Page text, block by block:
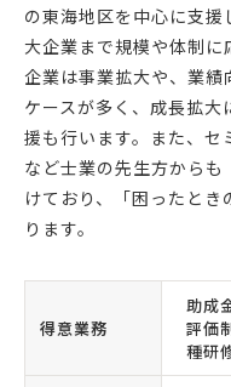
の東海地区を中心に支援
大企業まで規模や体制
企業は事業拡大や、業績
ケースが多く、成長拡
援も行います。また、セ
など士業の先生方から
けており、「困ったと
ります。
得意業務
助成
評価
種研